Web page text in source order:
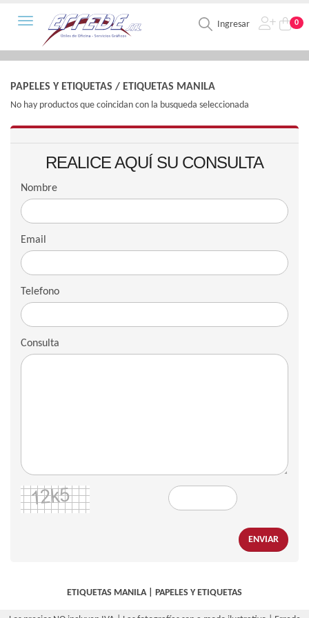
Ingresar 0
Toggle navigation
PAPELES Y ETIQUETAS / ETIQUETAS MANILA
No hay productos que coincidan con la busqueda seleccionada
REALICE AQUÍ SU CONSULTA
Nombre
Email
Telefono
Consulta
ENVIAR
ETIQUETAS MANILA| PAPELES Y ETIQUETAS